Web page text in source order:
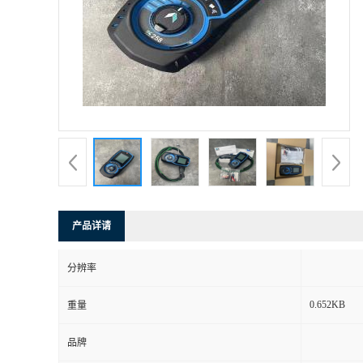
产品详请
分辨率
重量 0.652KB
品牌